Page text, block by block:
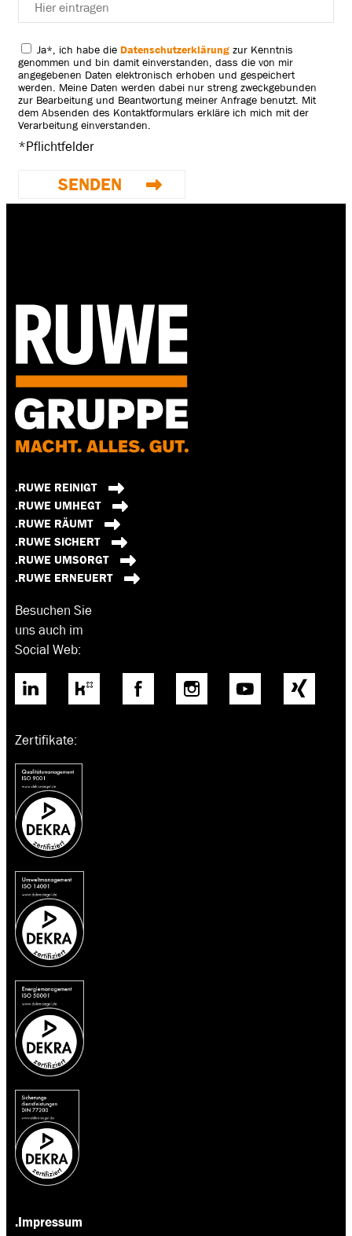
Ja*, ich habe die Datenschutzerklärung zur Kenntnis
genommen und bin damit einverstanden, dass die von mir
angegebenen Daten elektronisch erhoben und gespeichert
werden. Meine Daten werden dabei nur streng zweckgebunden
zur Bearbeitung und Beantwortung meiner Anfrage benutzt. Mit
dem Absenden des Kontaktformulars erkläre ich mich mit der
Verarbeitung einverstanden.
*Pflichtfelder
.RUWE REINIGT
.RUWE UMHEGT
.RUWE RÄUMT
.RUWE SICHERT
.RUWE UMSORGT
.RUWE ERNEUERT
Besuchen Sie
uns auch im
Social Web:
Zertifikate:
.Impressum